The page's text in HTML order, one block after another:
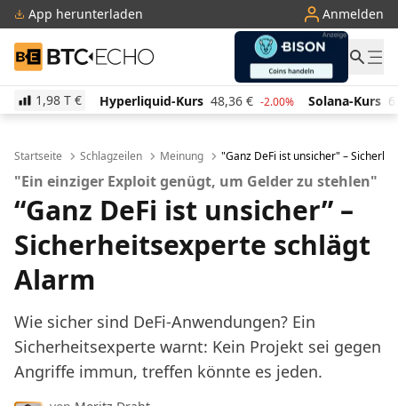
App herunterladen Anmelden
BTC-ECHO
1,98 T €
Kurs 48,36 € -2.00% Solana-Kurs 63,57 € -0.50% TRON-
Startseite Schlagzeilen Meinung "Ganz DeFi ist unsicher" –
"Ein einziger Exploit genügt, um Gelder zu stehlen"
“Ganz DeFi ist unsicher” –
Sicherheitsexperte schlägt
Alarm
Wie sicher sind DeFi-Anwendungen? Ein
Sicherheitsexperte warnt: Kein Projekt sei gegen
Angriffe immun, treffen könnte es jeden.